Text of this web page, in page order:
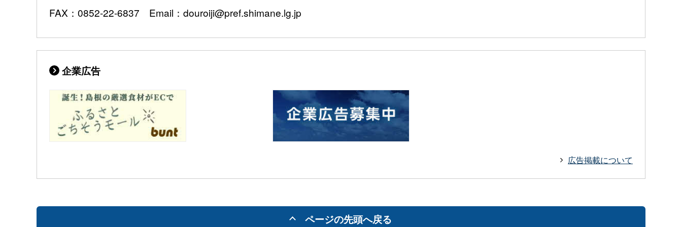
FAX：0852-22-6837 Email：douroiji@pref.shimane.lg.jp
企業広告
広告掲載について
ページの先頭へ戻る